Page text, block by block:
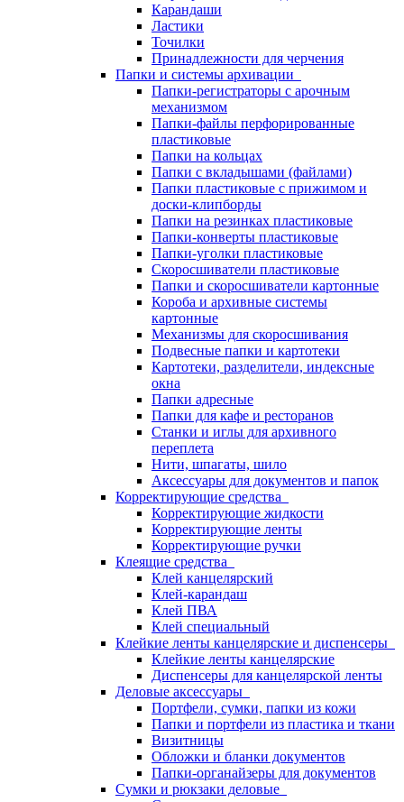
Карандаши
Ластики
Точилки
Принадлежности для черчения
Папки и системы архивации
Папки-регистраторы с арочным
механизмом
Папки-файлы перфорированные
пластиковые
Папки на кольцах
Папки с вкладышами (файлами)
Папки пластиковые с прижимом и
доски-клипборды
Папки на резинках пластиковые
Папки-конверты пластиковые
Папки-уголки пластиковые
Скоросшиватели пластиковые
Папки и скоросшиватели картонные
Короба и архивные системы
картонные
Механизмы для скоросшивания
Подвесные папки и картотеки
Картотеки, разделители, индексные
окна
Папки адресные
Папки для кафе и ресторанов
Станки и иглы для архивного
переплета
Нити, шпагаты, шило
Аксессуары для документов и папок
Корректирующие средства
Корректирующие жидкости
Корректирующие ленты
Корректирующие ручки
Клеящие средства
Клей канцелярский
Клей-карандаш
Клей ПВА
Клей специальный
Клейкие ленты канцелярские и диспенсеры
Клейкие ленты канцелярские
Диспенсеры для канцелярской ленты
Деловые аксессуары
Портфели, сумки, папки из кожи
Папки и портфели из пластика и ткани
Визитницы
Обложки и бланки документов
Папки-органайзеры для документов
Сумки и рюкзаки деловые